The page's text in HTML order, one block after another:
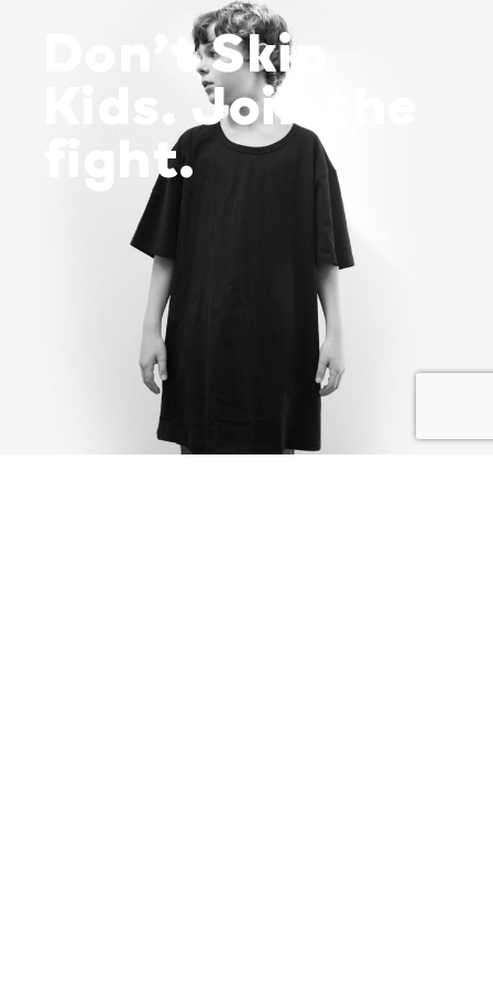
Don’t Skip
Kids. Join the
fight.